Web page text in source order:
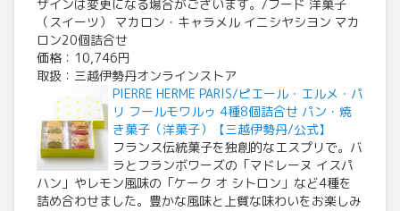
ザインは変更になる場合がございます。/フード 洋菓子
（スイーツ） マカロン・キャラメル イニシヤシヨン マカ
ロン20個詰合せ
価格：10,746円
取扱：三越伊勢丹オンラインストア
PIERRE HERME PARIS/ピエール・エルメ・パ
リ フールモワルゥ 4種8個詰合せ パン・焼
き菓子（洋菓子）【三越伊勢丹/公式】
フランス伝統菓子を独創的なエスプリで。バ
ラとフランボワーズの「マドレーヌ イスパ
ハン」やレモン風味の「ケーク オ シトロン」など4種を
詰め合わせました。豊かな風味と上質な味わいをお楽しみ